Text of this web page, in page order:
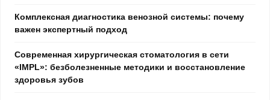
Комплексная диагностика венозной системы: почему
важен экспертный подход
Современная хирургическая стоматология в сети
«IMPL»: безболезненные методики и восстановление
здоровья зубов